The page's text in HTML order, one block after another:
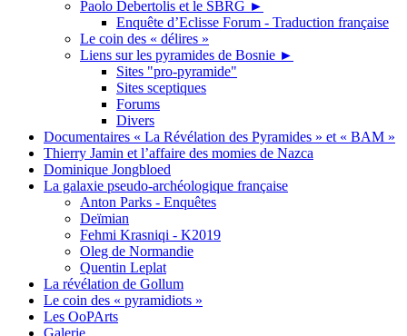
Paolo Debertolis et le SBRG ►
Enquête d’Eclisse Forum - Traduction française
Le coin des « délires »
Liens sur les pyramides de Bosnie ►
Sites "pro-pyramide"
Sites sceptiques
Forums
Divers
Documentaires « La Révélation des Pyramides » et « BAM »
Thierry Jamin et l’affaire des momies de Nazca
Dominique Jongbloed
La galaxie pseudo-archéologique française
Anton Parks - Enquêtes
Deïmian
Fehmi Krasniqi - K2019
Oleg de Normandie
Quentin Leplat
La révélation de Gollum
Le coin des « pyramidiots »
Les OoPArts
Galerie